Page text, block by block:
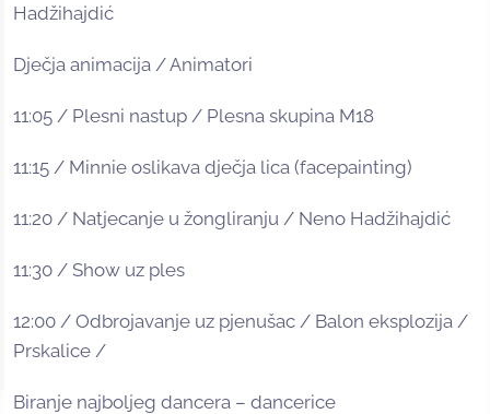
Hadžihajdić
Dječja animacija / Animatori
11:05 / Plesni nastup / Plesna skupina M18
11:15 / Minnie oslikava dječja lica (facepainting)
11:20 / Natjecanje u žongliranju / Neno Hadžihajdić
11:30 / Show uz ples
12:00 / Odbrojavanje uz pjenušac / Balon eksplozija /
Prskalice /
Biranje najboljeg dancera – dancerice